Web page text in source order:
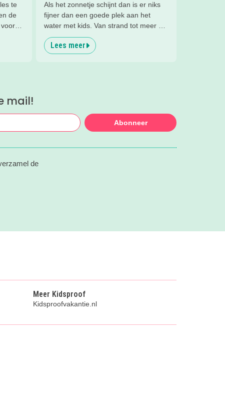
te
de
je
Als het zonnetje schijnt dan is er niks
fijner dan een goede plek aan het
water met kids. Van strand tot meer en
van zwembad tot de zee, er valt
genoeg buiten te zwemmen in
Lees meer
mail!
Abonneer
de
Meer Kidsproof
Kidsproofvakantie.nl